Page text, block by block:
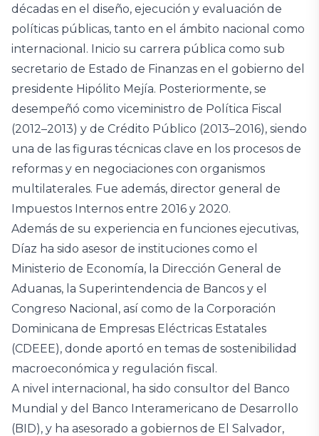
décadas en el diseño, ejecución y evaluación de
políticas públicas, tanto en el ámbito nacional como
internacional. Inicio su carrera pública como sub
secretario de Estado de Finanzas en el gobierno del
presidente Hipólito Mejía. Posteriormente, se
desempeñó como viceministro de Política Fiscal
(2012–2013) y de Crédito Público (2013–2016), siendo
una de las figuras técnicas clave en los procesos de
reformas y en negociaciones con organismos
multilaterales. Fue además, director general de
Impuestos Internos entre 2016 y 2020.
Además de su experiencia en funciones ejecutivas,
Díaz ha sido asesor de instituciones como el
Ministerio de Economía, la Dirección General de
Aduanas, la Superintendencia de Bancos y el
Congreso Nacional, así como de la Corporación
Dominicana de Empresas Eléctricas Estatales
(CDEEE), donde aportó en temas de sostenibilidad
macroeconómica y regulación fiscal.
A nivel internacional, ha sido consultor del Banco
Mundial y del Banco Interamericano de Desarrollo
(BID), y ha asesorado a gobiernos de El Salvador,